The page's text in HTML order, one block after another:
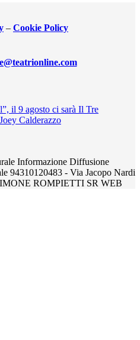
– Cookie Policy
il 9 agosto ci sarà Il Tre
Calderazzo
Informazione Diffusione
94310120483 - Via Jacopo Nardi
ROMPIETTI SR WEB